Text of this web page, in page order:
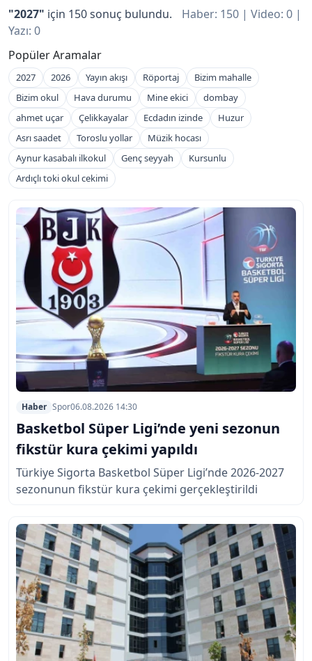
"2027" için 150 sonuç bulundu.
Haber: 150 | Video: 0 |
Yazı: 0
Popüler Aramalar
2027 2026 Yayın akışı Röportaj
Bizim mahalle
Bizim okul
Hava durumu Mine ekici
dombay
ahmet uçar
Çelikkayalar Ecdadın izinde
Huzur
Asrı saadet
Toroslu yollar
Müzik hocası
Aynur kasabalı ilkokul
Genç seyyah
Kursunlu
Ardıçlı toki okul cekimi
Haber Spor06.08.2026 14:30
Basketbol Süper Ligi’nde yeni sezonun
fikstür kura çekimi yapıldı
Türkiye Sigorta Basketbol Süper Ligi’nde 2026-2027
sezonunun fikstür kura çekimi gerçekleştirildi